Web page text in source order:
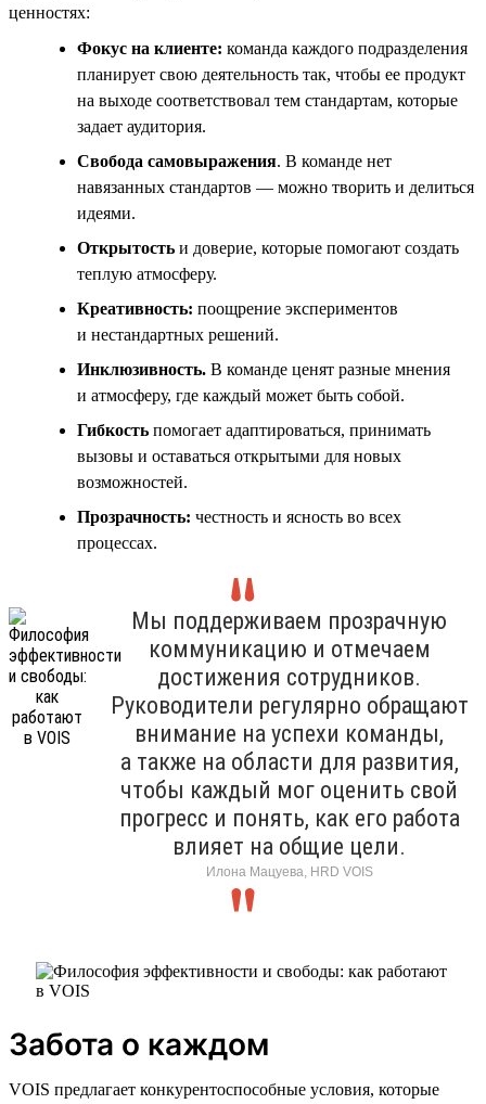
ценностях:
Фокус на клиенте: команда каждого подразделения
планирует свою деятельность так, чтобы ее продукт
на выходе соответствовал тем стандартам, которые
задает аудитория.
Свобода самовыражения. В команде нет
навязанных стандартов — можно творить и делиться
идеями.
Открытость и доверие, которые помогают создать
теплую атмосферу.
Креативность: поощрение экспериментов
и нестандартных решений.
Инклюзивность. В команде ценят разные мнения
и атмосферу, где каждый может быть собой.
Гибкость помогает адаптироваться, принимать
вызовы и оставаться открытыми для новых
возможностей.
Прозрачность: честность и ясность во всех
процессах.
Мы поддерживаем прозрачную
коммуникацию и отмечаем
достижения сотрудников.
Руководители регулярно обращают
внимание на успехи команды,
а также на области для развития,
чтобы каждый мог оценить свой
прогресс и понять, как его работа
влияет на общие цели.
Илона Мацуева, HRD VOIS
Забота о каждом
VOIS предлагает конкурентоспособные условия, которые